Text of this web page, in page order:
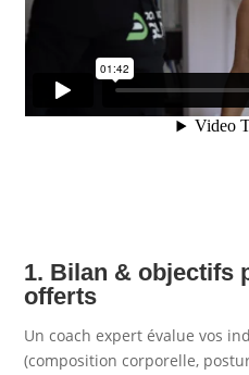
1. Bilan & objectifs
offerts
Un coach expert évalue vos
(composition corporelle,